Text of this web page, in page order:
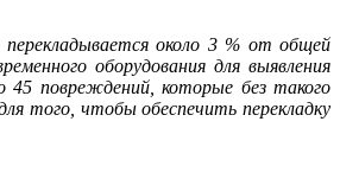
около 3 % от общей
оборудования для выявления
45 повреждений, которые без такого
того, чтобы обеспечить перекладку